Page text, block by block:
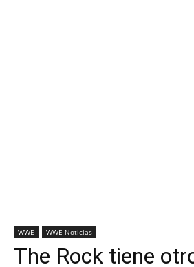
WWE WWE Noticias
The Rock tiene